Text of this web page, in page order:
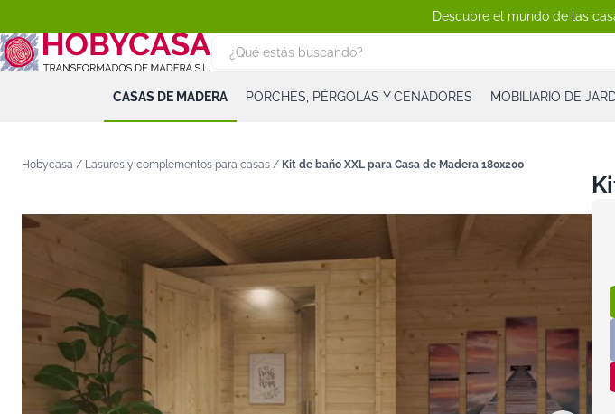
Descubre el mundo de las
CASAS DE MADERA PORCHES, PÉRGOLAS Y CENADORES MOBILIARIO DE
Hobycasa / Lasures y complementos para casas / Kit de baño XXL para Casa de Madera 180x200